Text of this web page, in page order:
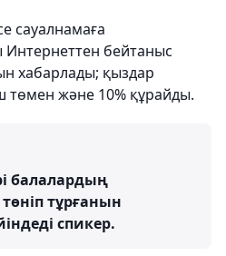
сауалнамаға
бейтаныс
хабарлады; қыздар
төмен және 10% құрайды.
балалардың
тұрғанын
спикер.